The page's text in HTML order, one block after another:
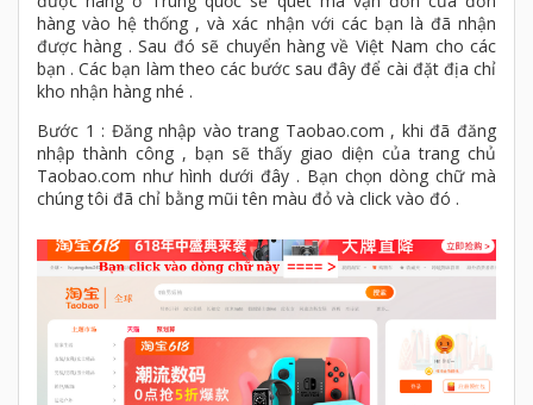
hàng vào hệ thống , và xác nhận với các bạn là đã nhận
được hàng . Sau đó sẽ chuyển hàng về Việt Nam cho các
bạn . Các bạn làm theo các bước sau đây để cài đặt địa chỉ
kho nhận hàng nhé .
Bước 1 : Đăng nhập vào trang Taobao.com , khi đã đăng
nhập thành công , bạn sẽ thấy giao diện của trang chủ
Taobao.com như hình dưới đây . Bạn chọn dòng chữ mà
chúng tôi đã chỉ bằng mũi tên màu đỏ và click vào đó .